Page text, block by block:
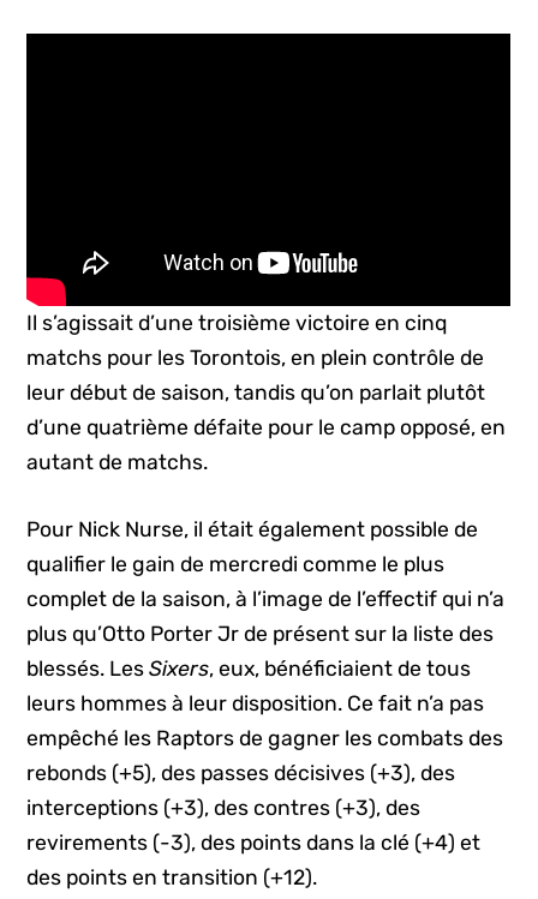
Il s’agissait d’une troisième victoire en cinq
matchs pour les Torontois, en plein contrôle de
leur début de saison, tandis qu’on parlait plutôt
d’une quatrième défaite pour le camp opposé, en
autant de matchs.
Pour Nick Nurse, il était également possible de
qualifier le gain de mercredi comme le plus
complet de la saison, à l’image de l’effectif qui n’a
plus qu’Otto Porter Jr de présent sur la liste des
blessés. LesSixers, eux, bénéficiaient de tous
leurs hommes à leur disposition. Ce fait n’a pas
empêché les Raptors de gagner les combats des
rebonds (+5), des passes décisives (+3), des
interceptions (+3), des contres (+3), des
revirements (-3), des points dans la clé (+4) et
des points en transition (+12).